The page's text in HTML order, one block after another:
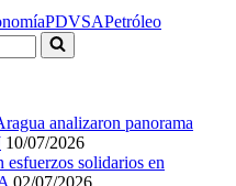
PDVSAPetróleo
analizaron panorama
10/07/2026
esfuerzos solidarios en
02/07/2026